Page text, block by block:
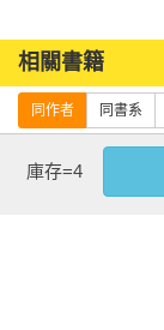
相關書籍
同作者 同書系
庫存=4